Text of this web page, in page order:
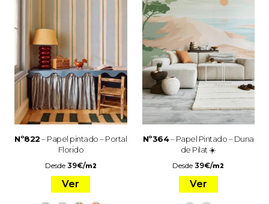
Nº822– Papel pintado – Portal
Florido
Desde 39€/m2
Ver
Nº364– Papel Pintado – Duna
de Pilat ☀️
Desde39€/m2
Ver